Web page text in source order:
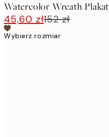
Watercolor Wreath Plakat
45,60 zł152 zł
Wybierz rozmiar